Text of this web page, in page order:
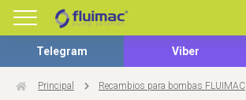
Telegram Viber
Principal Recambios para bombas FLUIMAC